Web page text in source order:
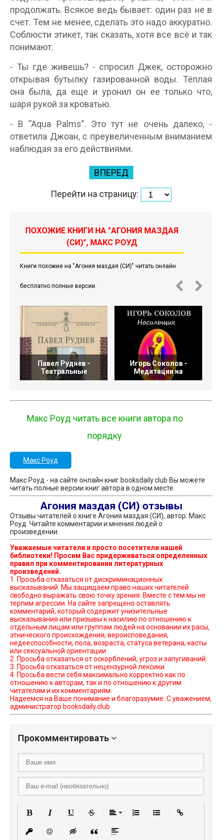
продолжать. Всякое ведь бывает: один раз не в
счет. Тем не менее, сделать это надо аккуратно.
Соблюсти этикет, так сказать, хотя все всё и так
понимают.
- Ты где живешь? - спросил Джек, осторожно
открывая бутылку газированной воды. Тёплая
она была, да еще и уронил он ее только что,
шаря рукой за кроватью.
- В “Aqua Palms”. Это тут не очень далеко, -
ответила Джоан, с преувеличенным вниманием
наблюдая за его действиями.
ВПЕРЕД
Перейти на страницу:
ПОХОЖИЕ КНИГИ НА "АГОНИЯ МАЗДАЯ
(СИ)", МАКС РОУД
Книги похожие на "Агония маздая (СИ)" читать онлайн
бесплатно полные версии.
Павел Руднев -
Театральные
Игорь Соколов -
Медитации на
Макс Роуд читать все книги автора по
порядку
Макс Роуд
Макс Роуд - на сайте онлайн книг booksdaily.club Вы можете
читать полные версии книг автора в одном месте.
Агония маздая (СИ) отзывы
Отзывы читателей о книге Агония маздая (СИ), автор: Макс
Роуд. Читайте комментарии и мнения людей о
произведении.
Уважаемые читатели и просто посетители нашей
библиотеки! Просим Вас придерживаться определенных
правил при комментировании литературных
произведений.
1. Просьба отказаться от дискриминационных
высказываний. Мы защищаем право наших читателей
свободно выражать свою точку зрения. Вместе с тем мы не
терпим агрессии. На сайте запрещено оставлять
комментарий, который содержит унизительные
высказывания или призывы к насилию по отношению к
отдельным лицам или группам людей на основании их расы,
этнического происхождения, вероисповедания,
недееспособности, пола, возраста, статуса ветерана, касты
или сексуальной ориентации.
2. Просьба отказаться от оскорблений, угроз и запугиваний.
3. Просьба отказаться от нецензурной лексики.
4. Просьба вести себя максимально корректно как по
отношению к авторам, так и по отношению к другим
читателям и их комментариям.
Надеемся на Ваше понимание и благоразумие. С уважением,
администратор booksdaily.club
Прокомментировать